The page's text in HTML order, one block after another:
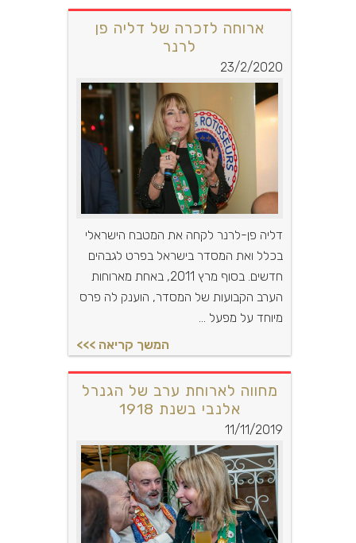
ארוחה לזכרה של דליה פן
לרנר
23/2/2020
דליה פן-לרנר לקחה את המטבח הישראלי
בכלל ואת המסדר בישראל בפרט לגבהים
חדשים. בסוף מרץ 2011, באחת מארוחות
הערב הקבועות של המסדר, הוענק לה פרס
מיוחד על מפעל ...
מחווה לארוחת ערב של הגנרל
אלנבי בשנת 1918
11/11/2019